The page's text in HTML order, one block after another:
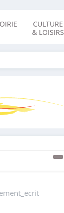
CULTURE
& LOISIRS